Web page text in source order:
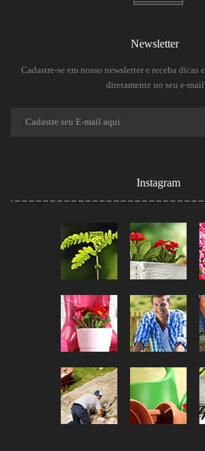
Newsletter
Cadastre-se em nosso newsletter e receba dicas
diretamente no seu e-mail
Instagram